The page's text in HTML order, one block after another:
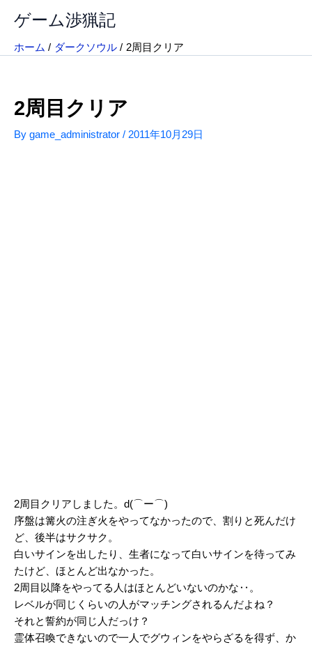
ス
ゲーム渉猟記
ホーム ダークソウル 2周目クリア
2周目クリア
By game_administrator / 2011年10月29日
2周目クリアしました。d(⌒ー⌒)
序盤は篝火の注ぎ火をやってなかったので、割りと死んだけ
ど、後半はサクサク。
白いサインを出したり、生者になって白いサインを待ってみ
たけど、ほとんど出なかった。
2周目以降をやってる人はほとんどいないのかな‥。
レベルが同じくらいの人がマッチングされるんだよね？
それと誓約が同じ人だっけ？
霊体召喚できないので一人でグウィンをやらざるを得ず、か